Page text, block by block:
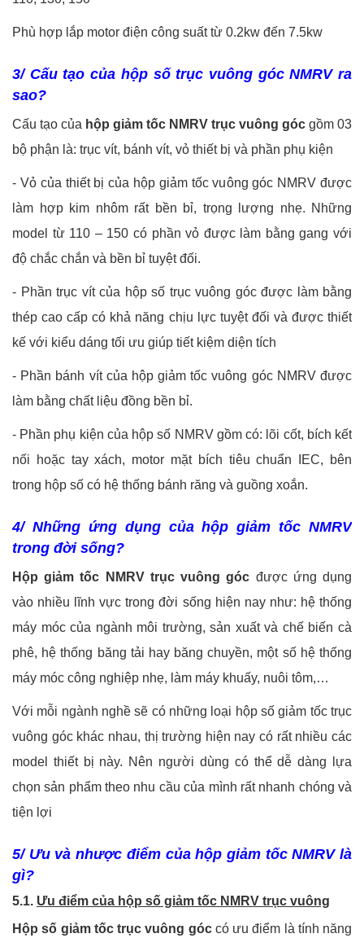
Phù hợp lắp motor điện công suất từ 0.2kw đến 7.5kw
3/ Cấu tạo của hộp số trục vuông góc NMRV ra
sao?
Cấu tạo của hộp giảm tốc NMRV trục vuông góc gồm 03
bộ phận là: trục vít, bánh vít, vỏ thiết bị và phần phụ kiện
- Vỏ của thiết bị của hộp giảm tốc vuông góc NMRV được
làm hợp kim nhôm rất bền bỉ, trọng lượng nhẹ. Những
model từ 110 – 150 có phần vỏ được làm bằng gang với
độ chắc chắn và bền bỉ tuyệt đối.
- Phần trục vít của hộp số trục vuông góc được làm bằng
thép cao cấp có khả năng chịu lực tuyệt đối và được thiết
kế với kiểu dáng tối ưu giúp tiết kiệm diện tích
- Phần bánh vít của hộp giảm tốc vuông góc NMRV được
làm bằng chất liệu đồng bền bỉ.
- Phần phụ kiện của hộp số NMRV gồm có: lõi cốt, bích kết
nối hoặc tay xách, motor mặt bích tiêu chuẩn IEC, bên
trong hộp số có hệ thống bánh răng và guồng xoắn.
4/ Những ứng dụng của hộp giảm tốc NMRV
trong đời sống?
Hộp giảm tốc NMRV trục vuông góc được ứng dụng
vào nhiều lĩnh vực trong đời sống hiện nay như: hệ thống
máy móc của ngành môi trường, sản xuất và chế biến cà
phê, hệ thống băng tải hay băng chuyền, một số hệ thống
máy móc công nghiệp nhẹ, làm máy khuấy, nuôi tôm,…
Với mỗi ngành nghề sẽ có những loại hộp số giảm tốc trục
vuông góc khác nhau, thị trường hiện nay có rất nhiều các
model thiết bị này. Nên người dùng có thể dễ dàng lựa
chọn sản phẩm theo nhu cầu của mình rất nhanh chóng và
tiện lợi
5/ Ưu và nhược điểm của hộp giảm tốc NMRV là
gì?
5.1. Ưu điểm của hộp số giảm tốc NMRV trục vuông
Hộp số giảm tốc trục vuông góccó ưu điểm là tính năng